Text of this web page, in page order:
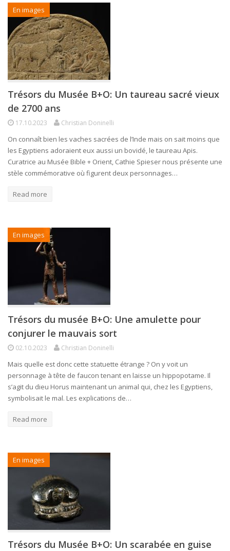
En images
Trésors du Musée B+O: Un taureau sacré vieux
de 2700 ans
17.10.2023 Christian Doninelli
On connaît bien les vaches sacrées de l’Inde mais on sait moins que
les Egyptiens adoraient eux aussi un bovidé, le taureau Apis.
Curatrice au Musée Bible + Orient, Cathie Spieser nous présente une
stèle commémorative où figurent deux personnages…
Read more
En images
Trésors du musée B+O: Une amulette pour
conjurer le mauvais sort
02.10.2023 Christian Doninelli
Mais quelle est donc cette statuette étrange ? On y voit un
personnage à tête de faucon tenant en laisse un hippopotame. Il
s’agit du dieu Horus maintenant un animal qui, chez les Egyptiens,
symbolisait le mal. Les explications de…
Read more
En images
Trésors du Musée B+O: Un scarabée en guise